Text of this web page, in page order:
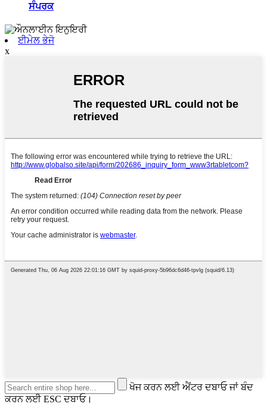
ਸੰਪਰਕ
ਈਮੇਲ ਭੇਜੋ
x
ਖੋਜ ਕਰਨ ਲਈ ਐਂਟਰ ਦਬਾਓ ਜਾਂ ਬੰਦ
ਕਰਨ ਲਈ ESC ਦਬਾਓ।